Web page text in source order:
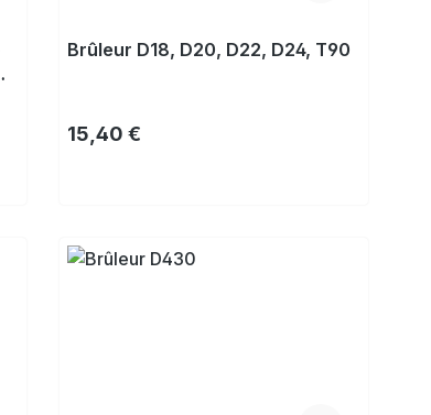
Brûleur D18, D20, D22, D24, T90
Prix régulier :
15,40 €